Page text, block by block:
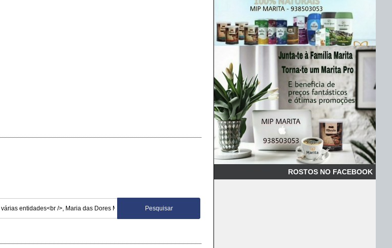
ROSTOS NO FACEBOOK